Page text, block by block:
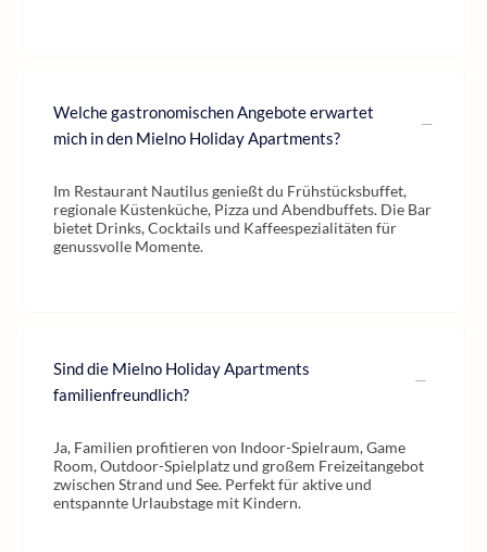
Welche gastronomischen Angebote erwartet
mich in den Mielno Holiday Apartments?
Im Restaurant Nautilus genießt du Frühstücksbuffet,
regionale Küstenküche, Pizza und Abendbuffets. Die Bar
bietet Drinks, Cocktails und Kaffeespezialitäten für
genussvolle Momente.
Sind die Mielno Holiday Apartments
familienfreundlich?
Ja, Familien profitieren von Indoor-Spielraum, Game
Room, Outdoor-Spielplatz und großem Freizeitangebot
zwischen Strand und See. Perfekt für aktive und
entspannte Urlaubstage mit Kindern.